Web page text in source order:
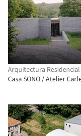
Arquitectura Residencial
Casa SONO / Atelier